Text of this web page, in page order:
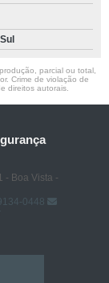
parcial ou total,
Crime de violação de
direitos autorais
- Boa Vista -
0448